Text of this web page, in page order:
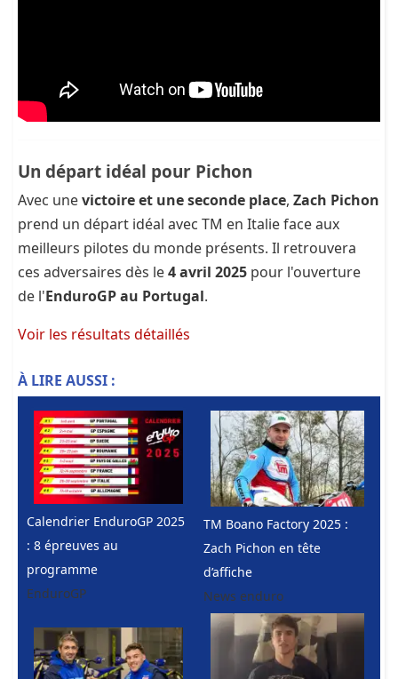
Un départ idéal pour Pichon
Avec unevictoire et une seconde place, Zach Pichon
prend un départ idéal avec TM en Italie face aux
meilleurs pilotes du monde présents. Il retrouvera
ces adversaires dès le4 avril 2025 pour l'ouverture
de l'EnduroGP au Portugal.
Voir les résultats détaillés
À LIRE AUSSI :
Calendrier EnduroGP 2025
: 8 épreuves au
programme
EnduroGP
TM Boano Factory 2025 :
Zach Pichon en tête
d’affiche
News enduro